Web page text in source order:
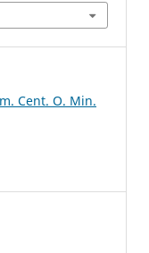
Cent. O. Min.